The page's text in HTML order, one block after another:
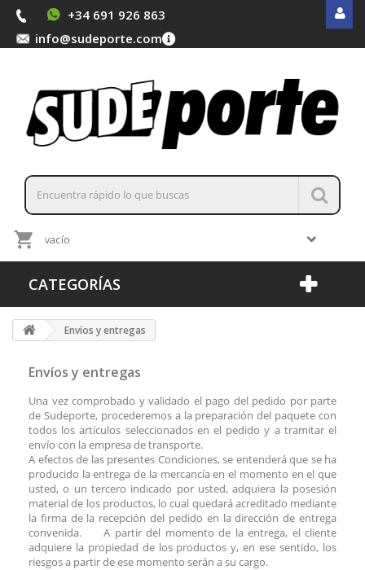
+34 691 926 863
info@sudeporte.com
vacío
CATEGORÍAS
Envíos y entregas
Envíos y entregas
Una vez comprobado y validado el pago del pedido por parte
de Sudeporte, procederemos a la preparación del paquete con
todos los artículos seleccionados en el pedido y a tramitar el
envío con la empresa de transporte.
A efectos de las presentes Condiciones, se entenderá que se ha
producido la entrega de la mercancía en el momento en el que
usted, o un tercero indicado por usted, adquiera la posesión
material de los productos, lo cual quedará acreditado mediante
la firma de la recepción del pedido en la dirección de entrega
convenida. A partir del momento de la entrega, el cliente
adquiere la propiedad de los productos y, en ese sentido, los
riesgos a partir de ese momento serán a su cargo.